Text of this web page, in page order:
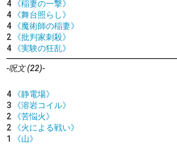
4
《稲妻の一撃》
4
《舞台照らし》
4
《魔術師の稲妻》
2
《批判家刺殺》
4
《実験の狂乱》
-呪文 (22)-
4
《静電場》
3
《溶岩コイル》
2
《苦悩火》
2
《火による戦い》
1
《山》